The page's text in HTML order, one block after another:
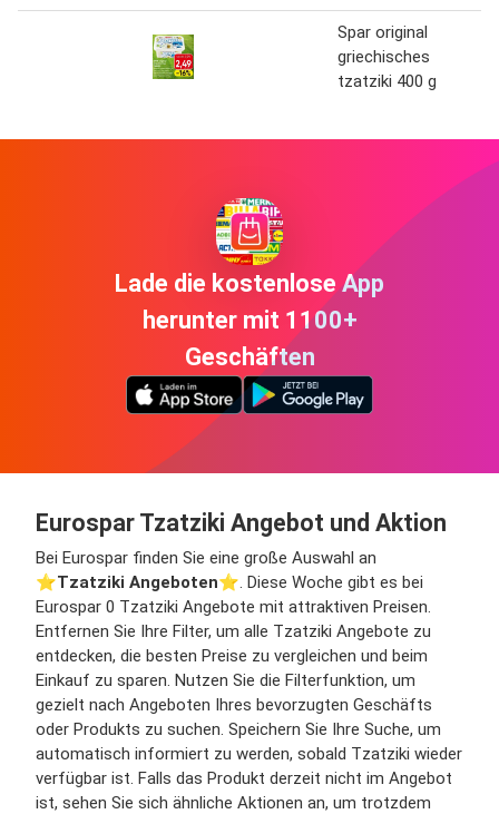
Spar original
griechisches
tzatziki 400 g
Lade die kostenlose App
herunter mit 1100+
Geschäften
Eurospar Tzatziki Angebot und Aktion
Bei Eurospar finden Sie eine große Auswahl an
⭐️Tzatziki Angeboten⭐️. Diese Woche gibt es bei
Eurospar 0 Tzatziki Angebote mit attraktiven Preisen.
Entfernen Sie Ihre Filter, um alle Tzatziki Angebote zu
entdecken, die besten Preise zu vergleichen und beim
Einkauf zu sparen. Nutzen Sie die Filterfunktion, um
gezielt nach Angeboten Ihres bevorzugten Geschäfts
oder Produkts zu suchen. Speichern Sie Ihre Suche, um
automatisch informiert zu werden, sobald Tzatziki wieder
verfügbar ist. Falls das Produkt derzeit nicht im Angebot
ist, sehen Sie sich ähnliche Aktionen an, um trotzdem